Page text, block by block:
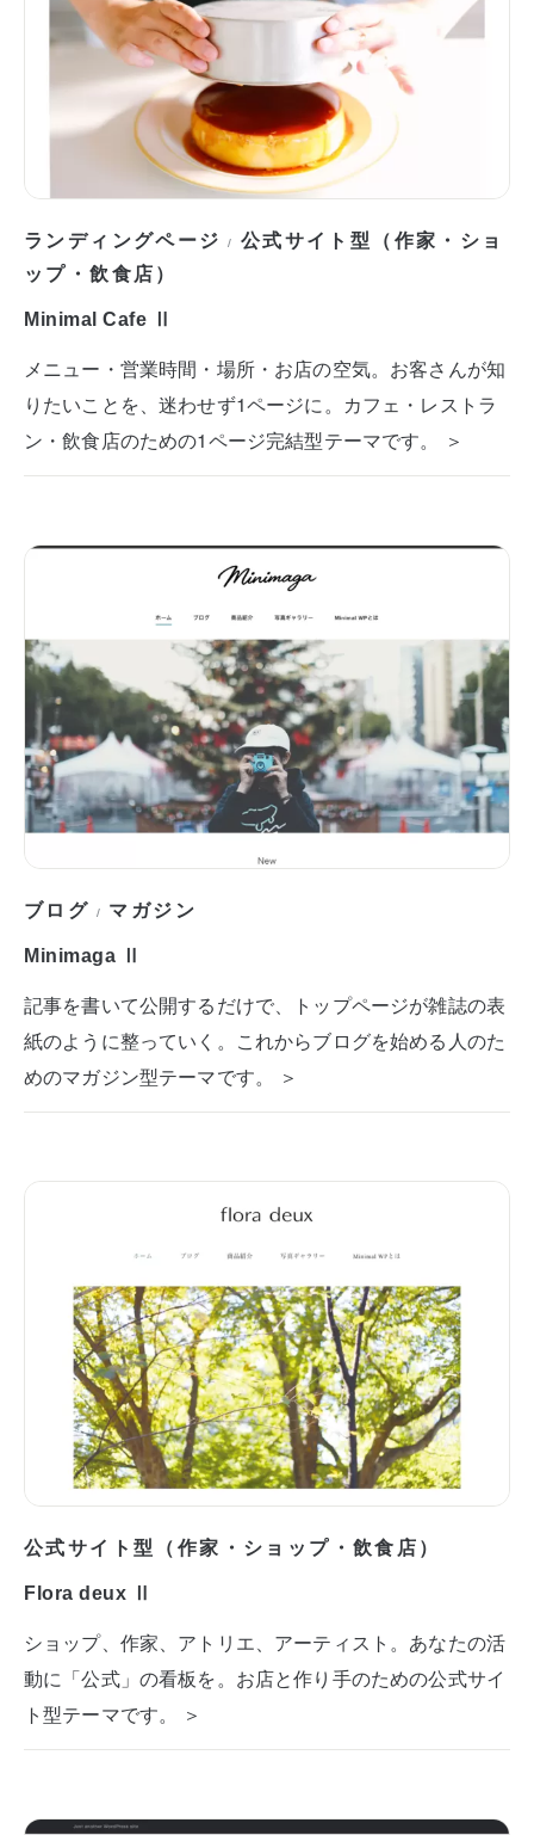
ランディングページ / 公式サイト型（作家・ショ
ップ・飲食店）
Minimal Cafe Ⅱ
メニュー・営業時間・場所・お店の空気。お客さんが知
りたいことを、迷わせず1ページに。カフェ・レストラ
ン・飲食店のための1ページ完結型テーマです。 ＞
ブログ / マガジン
Minimaga Ⅱ
記事を書いて公開するだけで、トップページが雑誌の表
紙のように整っていく。これからブログを始める人のた
めのマガジン型テーマです。 ＞
公式サイト型（作家・ショップ・飲食店）
Flora deux Ⅱ
ショップ、作家、アトリエ、アーティスト。あなたの活
動に「公式」の看板を。お店と作り手のための公式サイ
ト型テーマです。 ＞